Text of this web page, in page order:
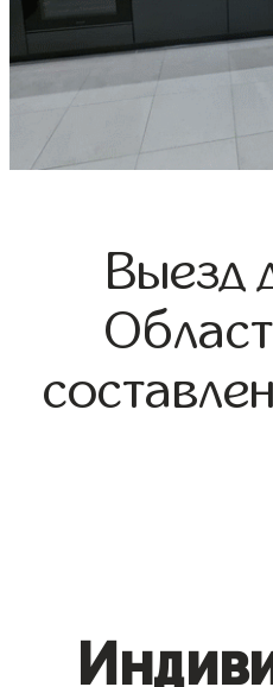
Выезд